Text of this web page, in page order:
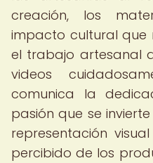
creación, los
impacto cultural que
el trabajo artesanal
videos
comunica la
pasión que se
representación
percibido de los